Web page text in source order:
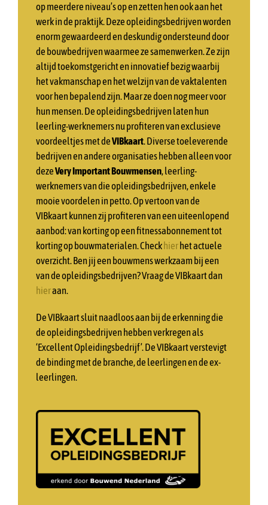
op meerdere niveau’s op en zetten hen ook aan het
werk in de praktijk. Deze opleidingsbedrijven worden
enorm gewaardeerd en deskundig ondersteund door
de bouwbedrijven waarmee ze samenwerken. Ze zijn
altijd toekomstgericht en innovatief bezig waarbij
het vakmanschap en het welzijn van de vaktalenten
voor hen bepalend zijn. Maar ze doen nog meer voor
hun mensen. De opleidingsbedrijven laten hun
leerling-werknemers nu profiteren van exclusieve
voordeeltjes met deVIBkaart. Diverse toeleverende
bedrijven en andere organisaties hebben alleen voor
dezeVery Important Bouwmensen, leerling-
werknemers van die opleidingsbedrijven, enkele
mooie voordelen in petto. Op vertoon van de
VIBkaart kunnen zij profiteren van een uiteenlopend
aanbod: van korting op een fitnessabonnement tot
korting op bouwmaterialen. Check hier het actuele
overzicht. Ben jij een bouwmens werkzaam bij een
van de opleidingsbedrijven? Vraag de VIBkaart dan
hieraan.
De VIBkaart sluit naadloos aan bij de erkenning die
de opleidingsbedrijven hebben verkregen als
‘Excellent Opleidingsbedrijf’. De VIBkaart verstevigt
de binding met de branche, de leerlingen en de ex-
leerlingen.